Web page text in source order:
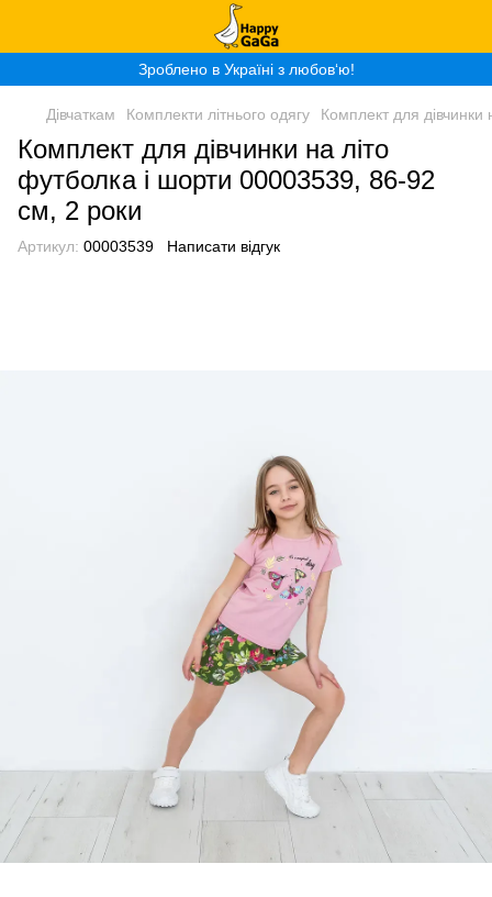
Зроблено в Україні з любов‘ю!
Дівчаткам Комплекти літнього одягу Комплект для
Комплект для дівчинки на літо
футболка і шорти 00003539, 86-92
см, 2 роки
Артикул: 00003539 Написати відгук